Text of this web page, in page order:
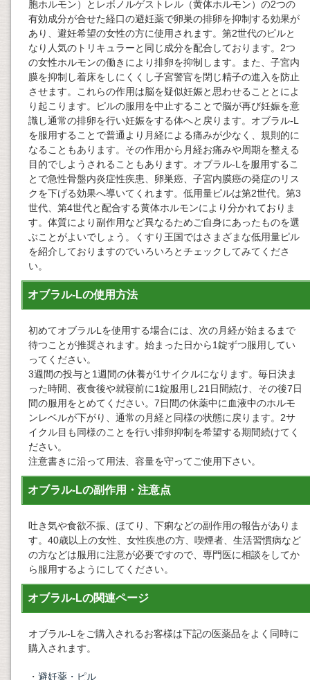
胞ホルモン）とレボノルゲストレル（黄体ホルモン）の2つの
有効成分が合せた経口の避妊薬で卵巣の排卵を抑制する効果が
あり、避妊希望の女性の方に使用されます。第2世代のピルと
なり人気のトリキュラーと同じ成分を配合しております。2つ
の女性ホルモンの働きにより排卵を抑制します。また、子宮内
膜を抑制し着床をしにくくし子宮警官を閉じ精子の進入を防止
させます。これらの作用は脳を疑似妊娠と思わせることとによ
り起こります。ピルの服用を中止することで脳が再び妊娠を意
識し通常の排卵を行い妊娠をする体へと戻ります。オブラル-L
を服用することで普通より月経による痛みが少なく、規則的に
なることもあります。その作用から月経お痛みや周期を整える
目的でしようされることもあります。オブラル-Lを服用するこ
とで急性骨盤内炎症性疾患、卵巣癌、子宮内膜癌の発症のリス
クを下げる効果へ導いてくれます。低用量ピルは第2世代。第3
世代、第4世代と配合する黄体ホルモンにより分かれておりま
す。体質により副作用など異なるためご自身にあったものを選
ぶことがよいでしょう。くすり王国ではさまざまな低用量ピル
を紹介しておりますのでいろいろとチェックしてみてくださ
い。
オブラル-Lの使用方法
初めてオブラルLを使用する場合には、次の月経が始まるまで
待つことが推奨されます。始まった日から1錠ずつ服用してい
ってください。
3週間の投与と1週間の休養が1サイクルになります。毎日決ま
った時間、夜食後や就寝前に1錠服用し21日間続け、その後7日
間の服用をとめてください。7日間の休薬中に血液中のホルモ
ンレベルが下がり、通常の月経と同様の状態に戻ります。2サ
イクル目も同様のことを行い排卵抑制を希望する期間続けてく
ださい。
注意書きに沿って用法、容量を守ってご使用下さい。
オブラル-Lの副作用・注意点
吐き気や食欲不振、ほてり、下痢などの副作用の報告がありま
す。40歳以上の女性、女性疾患の方、喫煙者、生活習慣病など
の方などは服用に注意が必要ですので、専門医に相談をしてか
ら服用するようにしてください。
オブラル-Lの関連ページ
オブラル-Lをご購入されるお客様は下記の医薬品をよく同時に
購入されます。
・ 避妊薬・ピル